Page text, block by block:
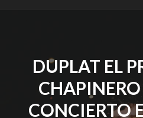
DUPLAT EL
CONCIERTO